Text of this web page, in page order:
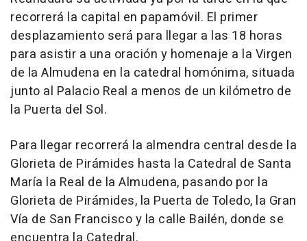
recorrerá la capital en papamóvil. El primer
desplazamiento será para llegar a las 18 horas
para asistir a una oración y homenaje a la Virgen
de la Almudena en la catedral homónima, situada
junto al Palacio Real a menos de un kilómetro de
la Puerta del Sol.
Para llegar recorrerá la almendra central desde la
Glorieta de Pirámides hasta la Catedral de Santa
María la Real de la Almudena, pasando por la
Glorieta de Pirámides, la Puerta de Toledo, la Gran
Vía de San Francisco y la calle Bailén, donde se